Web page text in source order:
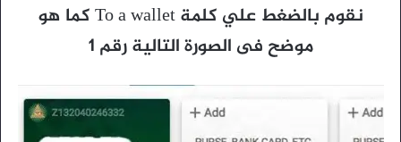
نقوم بالضغط علي كلمة To a wallet كما هو
موضح فى الصورة التالية رقم 1